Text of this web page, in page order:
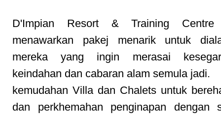
D'Impian Resort & Training Centre
menawarkan pakej menarik untuk
mereka yang ingin merasai
keindahan dan cabaran alam semula jadi.
kemudahan Villa dan Chalets untuk
dan perkhemahan penginapan dengan